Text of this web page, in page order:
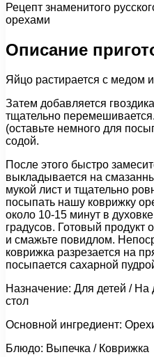
Рецепт знаменитого
орехами
Описание
Яйцо растирается с медом
Затем добавляется
тщательно
(оставьте немного для
содой.
После этого быстро
выкладывается на
мукой лист и тщательно
посыпать нашу коврижку
около 10-15 минут в
градусов. Готовый продукт
и смажьте повидлом.
коврижка разрезается на
посыпается сахарной
Назначение: Для детей / На
стол
Основной ингредиент:
Блюдо: Выпечка / Коврижка